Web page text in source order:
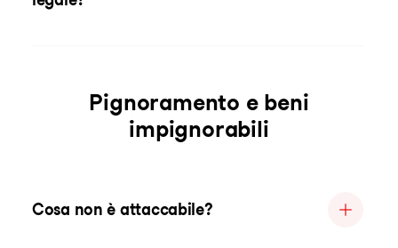
Pignoramento e beni
impignorabili
Cosa non è attaccabile?